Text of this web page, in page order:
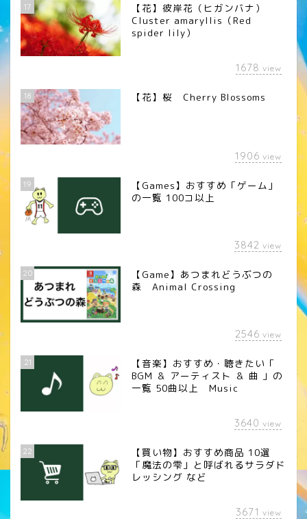
17
【花】彼岸花（ヒガンバナ）
Cluster amaryllis（Red
spider lily）
1678 view
18 【花】桜 Cherry Blossoms
1906 view
19
【Games】おすすめ「ゲーム」
の一覧 100コ以上
3842 view
20
【Game】あつまれどうぶつの
森 Animal Crossing
2546 view
21
【音楽】おすすめ・聴きたい「
BGM ＆ アーティスト ＆ 曲 」の
一覧 50曲以上 Music
3640 view
22
【買い物】おすすめ商品 10選
「魔法の雫」と呼ばれるサラダド
レッシング など
3671 view